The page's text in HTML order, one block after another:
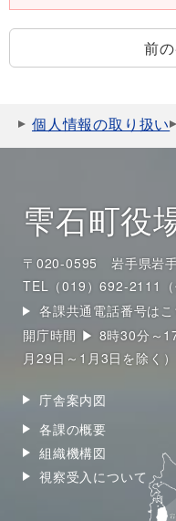
前
個人情報の取り扱い
雫石町役
〒020-0595 岩手県岩
TEL（019）692-2111（
各課共通電話番号はこ
開庁時間 ▶ 8時30分～
月29日～1月3日を除く）
庁舎案内図
各課の概要
組織機構図
視察受入について